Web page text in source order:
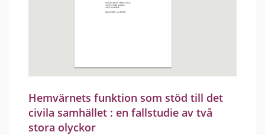
Hemvärnets funktion som stöd till det
civila samhället : en fallstudie av två
stora olyckor